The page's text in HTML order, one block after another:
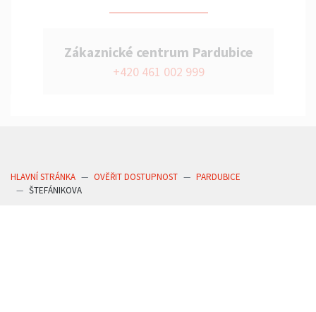
Zákaznické centrum Pardubice
+420 461 002 999
HLAVNÍ STRÁNKA OVĚŘIT DOSTUPNOST
PARDUBICE
ŠTEFÁNIKOVA